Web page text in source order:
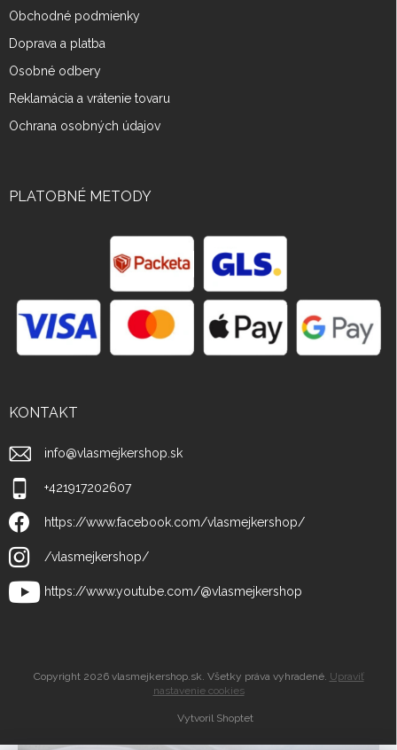
Obchodné podmienky
Doprava a platba
Osobné odbery
Reklamácia a vrátenie tovaru
Ochrana osobných údajov
PLATOBNÉ METODY
KONTAKT
info@vlasmejkershop.sk
+421917202607
https://www.facebook.com/vlasmejkershop/
/vlasmejkershop/
https://www.youtube.com/@vlasmejkershop
Vytvoril Shoptet
Copyright 2026 vlasmejkershop.sk. Všetky práva vyhradené. Upraviť
nastavenie cookies